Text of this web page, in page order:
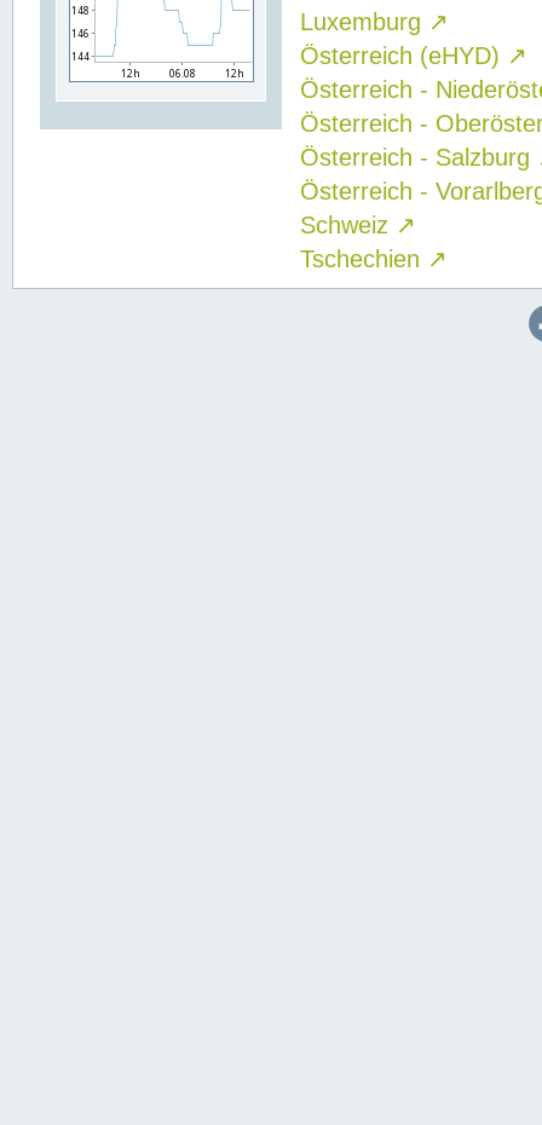
Luxemburg ↗
Österreich (eHYD) ↗
Österreich -
Österreich -
Österreich - Salzburg
Österreich -
Schweiz ↗
Tschechien ↗